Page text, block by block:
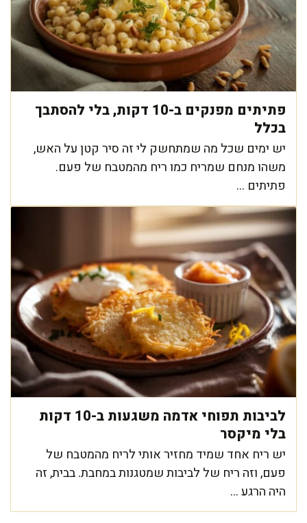
פתיתים מפנקים ב-10 דקות, בלי להסתבך
בכלל
יש ימים שכל מה שמתחשק לי זה סיר קטן על האש,
משהו מנחם שמריח כמו ריח מהמטבח של פעם.
פתיתים ...
לביבות תפוחי אדמה משגעות ב-10 דקות
בלי מיקסר
יש ריח אחד שמיד מחזיר אותי לריח מהמטבח של
פעם, וזה ריח של לביבות שמטגנות במחבת. בבית, זה
היה הרגע ...